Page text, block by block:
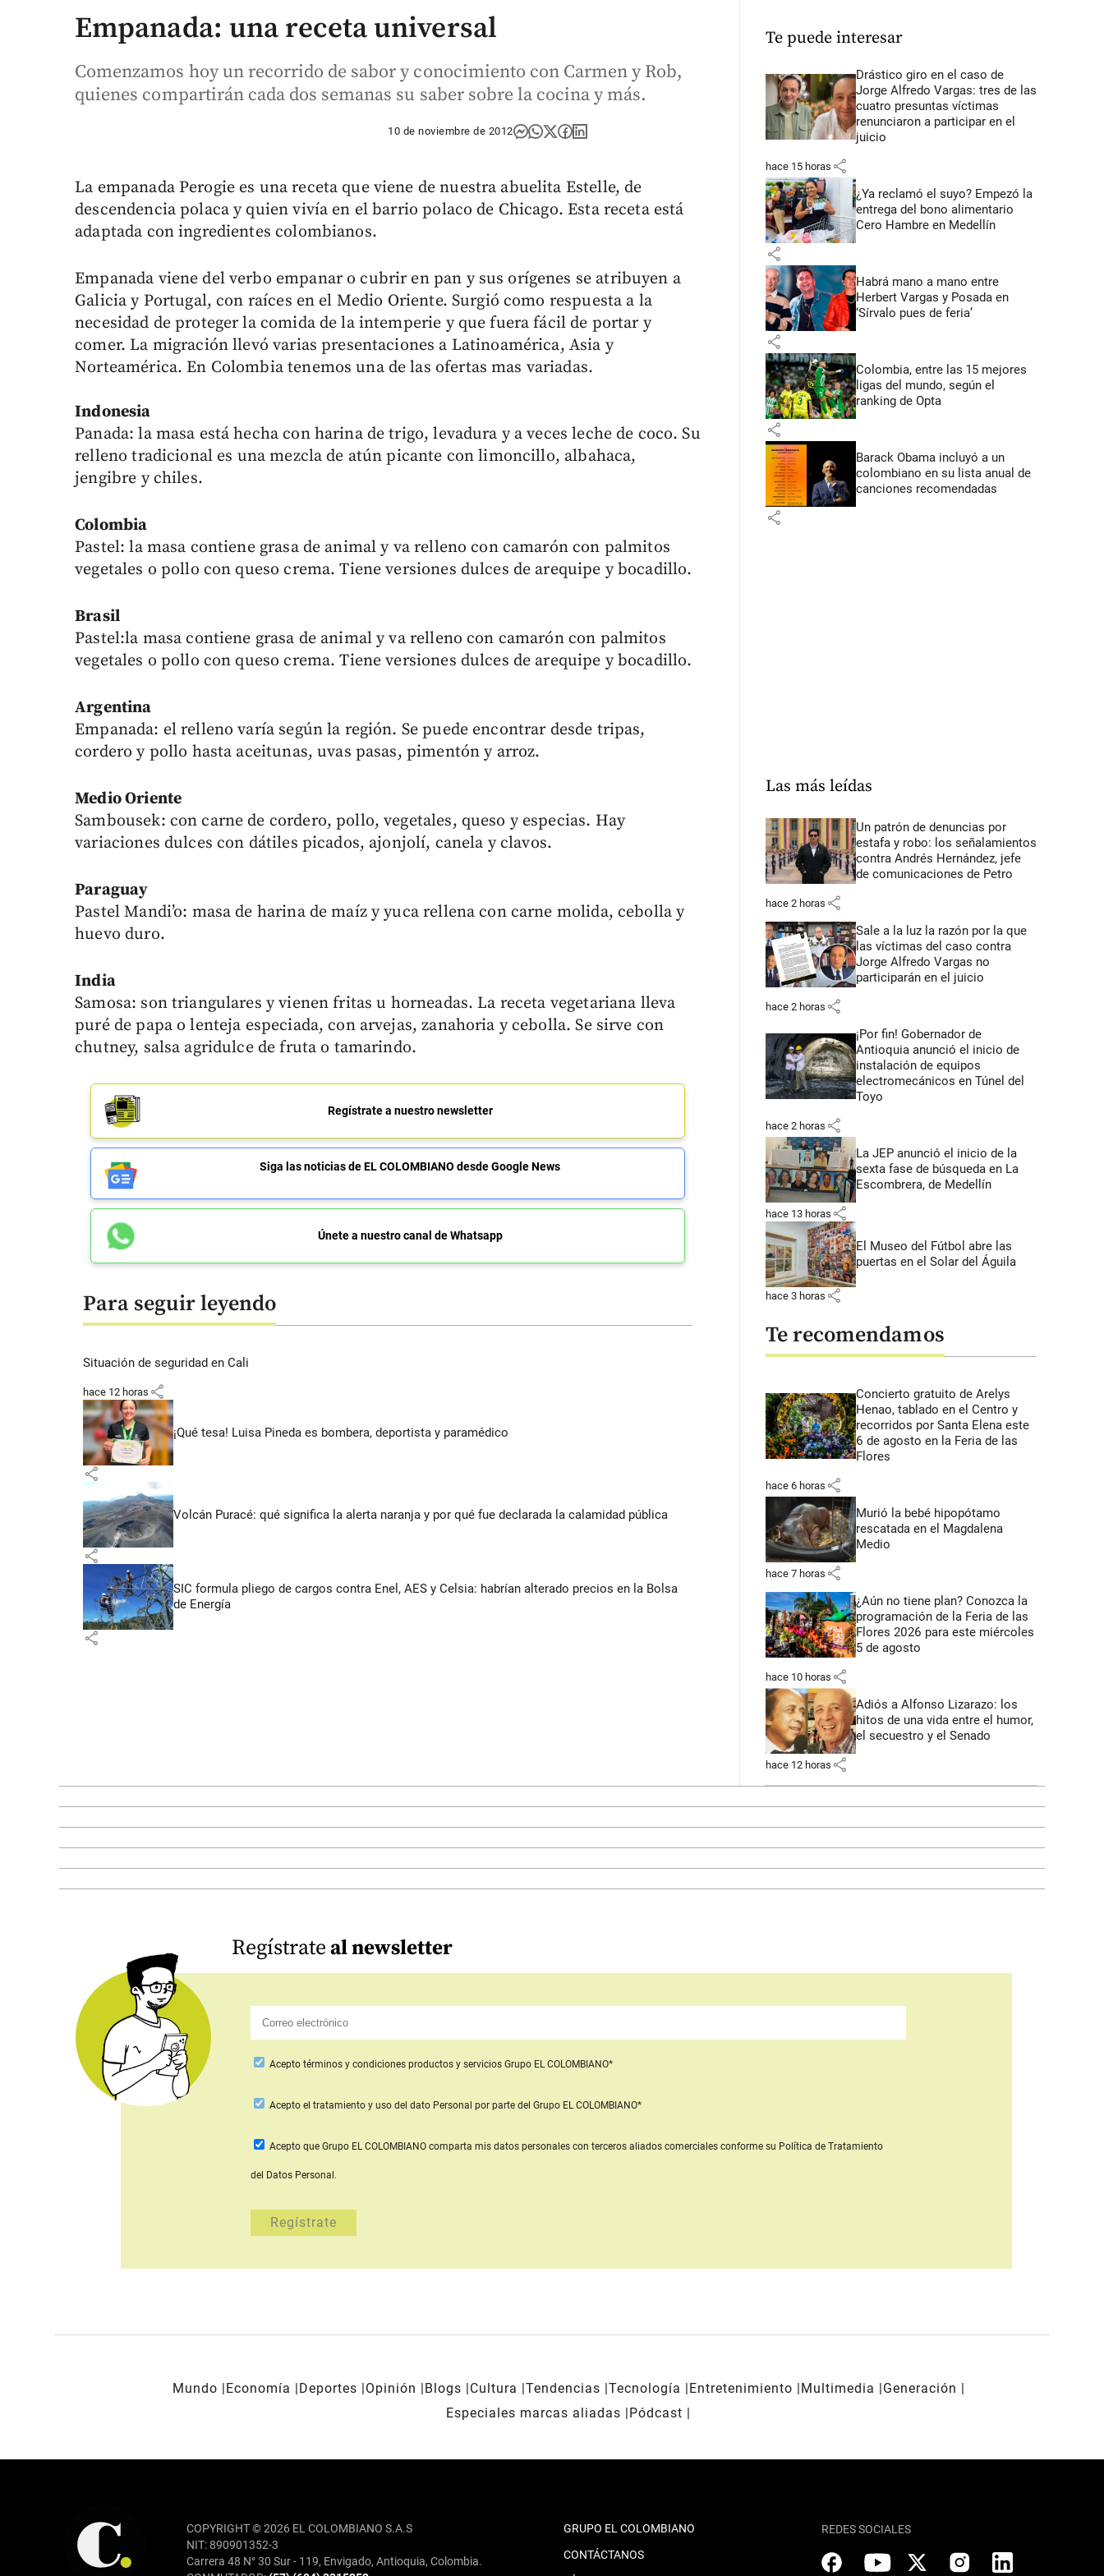
Empanada: una receta universal
Comenzamos hoy un recorrido de sabor y conocimiento con Carmen y Rob,
quienes compartirán cada dos semanas su saber sobre la cocina y más.
10 de noviembre de 2012
La empanada Perogie es una receta que viene de nuestra abuelita Estelle, de
descendencia polaca y quien vivía en el barrio polaco de Chicago. Esta receta está
adaptada con ingredientes colombianos.
Empanada viene del verbo empanar o cubrir en pan y sus orígenes se atribuyen a
Galicia y Portugal, con raíces en el Medio Oriente. Surgió como respuesta a la
necesidad de proteger la comida de la intemperie y que fuera fácil de portar y
comer. La migración llevó varias presentaciones a Latinoamérica, Asia y
Norteamérica. En Colombia tenemos una de las ofertas mas variadas.
Indonesia
Panada: la masa está hecha con harina de trigo, levadura y a veces leche de coco. Su
relleno tradicional es una mezcla de atún picante con limoncillo, albahaca,
jengibre y chiles.
Colombia
Pastel: la masa contiene grasa de animal y va relleno con camarón con palmitos
vegetales o pollo con queso crema. Tiene versiones dulces de arequipe y bocadillo.
Brasil
Pastel:la masa contiene grasa de animal y va relleno con camarón con palmitos
vegetales o pollo con queso crema. Tiene versiones dulces de arequipe y bocadillo.
Argentina
Empanada: el relleno varía según la región. Se puede encontrar desde tripas,
cordero y pollo hasta aceitunas, uvas pasas, pimentón y arroz.
Medio Oriente
Sambousek: con carne de cordero, pollo, vegetales, queso y especias. Hay
variaciones dulces con dátiles picados, ajonjolí, canela y clavos.
Paraguay
Pastel Mandi’o: masa de harina de maíz y yuca rellena con carne molida, cebolla y
huevo duro.
India
Samosa: son triangulares y vienen fritas u horneadas. La receta vegetariana lleva
puré de papa o lenteja especiada, con arvejas, zanahoria y cebolla. Se sirve con
chutney, salsa agridulce de fruta o tamarindo.
Regístrate a nuestro newsletter
Siga las noticias de EL COLOMBIANO desde Google News
Únete a nuestro canal de Whatsapp
Para seguir leyendo
Situación de seguridad en Cali
hace 12 horas share
¡Qué tesa! Luisa Pineda es bombera, deportista y paramédico
share
Volcán Puracé: qué significa la alerta naranja y por qué fue declarada la calamidad pública
share
SIC formula pliego de cargos contra Enel, AES y Celsia: habrían alterado precios en la Bolsa
de Energía
share
Te puede interesar
Drástico giro en el caso de
Jorge Alfredo Vargas: tres de las
cuatro presuntas víctimas
renunciaron a participar en el
juicio
hace 15 horas share
¿Ya reclamó el suyo? Empezó la
entrega del bono alimentario
Cero Hambre en Medellín
share
Habrá mano a mano entre
Herbert Vargas y Posada en
‘Sírvalo pues de feria’
share
Colombia, entre las 15 mejores
ligas del mundo, según el
ranking de Opta
share
Barack Obama incluyó a un
colombiano en su lista anual de
canciones recomendadas
share
Las más leídas
Un patrón de denuncias por
estafa y robo: los señalamientos
contra Andrés Hernández, jefe
de comunicaciones de Petro
hace 2 horas share
Sale a la luz la razón por la que
las víctimas del caso contra
Jorge Alfredo Vargas no
participarán en el juicio
hace 2 horas share
¡Por fin! Gobernador de
Antioquia anunció el inicio de
instalación de equipos
electromecánicos en Túnel del
Toyo
hace 2 horas share
La JEP anunció el inicio de la
sexta fase de búsqueda en La
Escombrera, de Medellín
hace 13 horas share
El Museo del Fútbol abre las
puertas en el Solar del Águila
hace 3 horas share
Te recomendamos
Concierto gratuito de Arelys
Henao, tablado en el Centro y
recorridos por Santa Elena este
6 de agosto en la Feria de las
Flores
hace 6 horas share
Murió la bebé hipopótamo
rescatada en el Magdalena
Medio
hace 7 horas share
¿Aún no tiene plan? Conozca la
programación de la Feria de las
Flores 2026 para este miércoles
5 de agosto
hace 10 horas share
Adiós a Alfonso Lizarazo: los
hitos de una vida entre el humor,
el secuestro y el Senado
hace 12 horas share
Regístrateal newsletter
Acepto términos y condiciones productos y servicios Grupo EL COLOMBIANO*
Aceptoel tratamiento y uso del dato Personal por parte del Grupo EL COLOMBIANO*
Acepto que Grupo EL COLOMBIANO comparta mis datos personales con terceros aliados comercialesconforme su Política de Tratamiento
del Datos Personal.
Mundo Economía Deportes Opinión Blogs Cultura Tendencias Tecnología Entretenimiento Multimedia
Generación
Especiales marcas aliadas
Pódcast
COPYRIGHT © 2026 EL COLOMBIANO S.A.S
NIT: 890901352-3
Carrera 48 N° 30 Sur - 119, Envigado, Antioquia, Colombia.
GRUPO EL COLOMBIANO
CONTÁCTANOS
REDES SOCIALES